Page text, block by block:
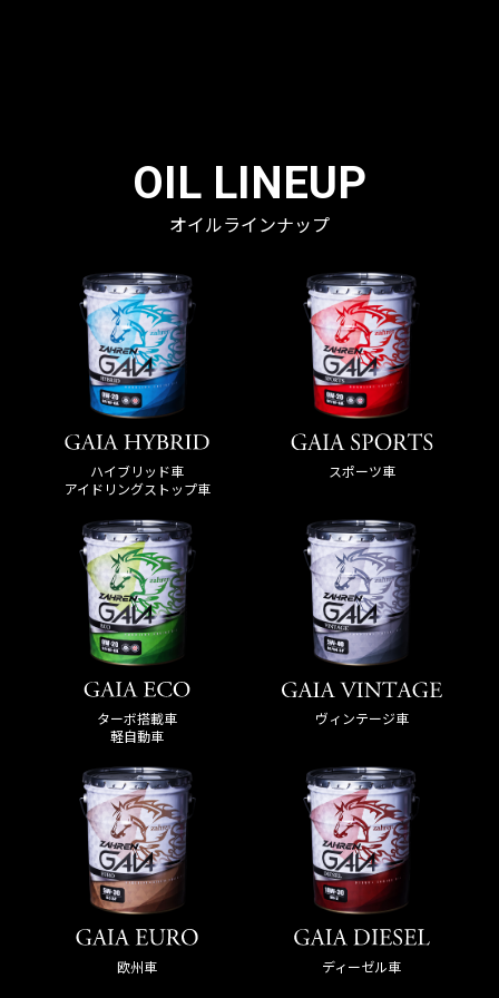
OIL LINEUP
オイルラインナップ
ハイブリッド車
アイドリングストップ車
スポーツ車
ターボ搭載車
軽自動車
ヴィンテージ車
欧州車 ディーゼル車